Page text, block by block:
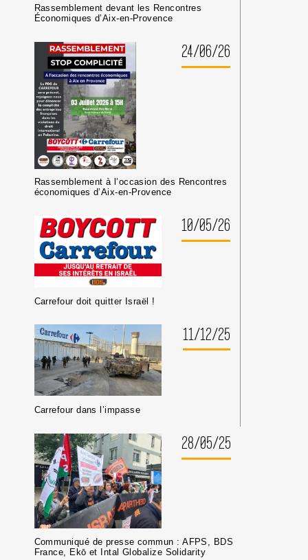
UNIVERSITAIRES
OU
Rassemblement devant les Rencontres
Économiques d’Aix-en-Provence
24/06/26
Rassemblement à l’occasion des Rencontres
économiques d’Aix-en-Provence
10/05/26
Carrefour doit quitter Israël !
11/12/25
Carrefour dans l’impasse
28/05/25
Communiqué de presse commun : AFPS, BDS
France, Ekō et Intal Globalize Solidarity